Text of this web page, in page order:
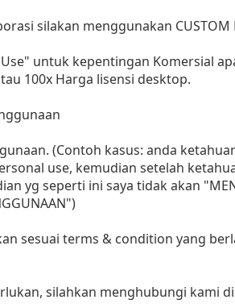
silakan menggunakan CUSTOM
untuk kepentingan Komersial
100x Harga lisensi desktop.
(Contoh kasus: anda
use, kemudian setelah
yg seperti ini saya tidak akan
sesuai terms & condition yang
silahkan menghubungi kami